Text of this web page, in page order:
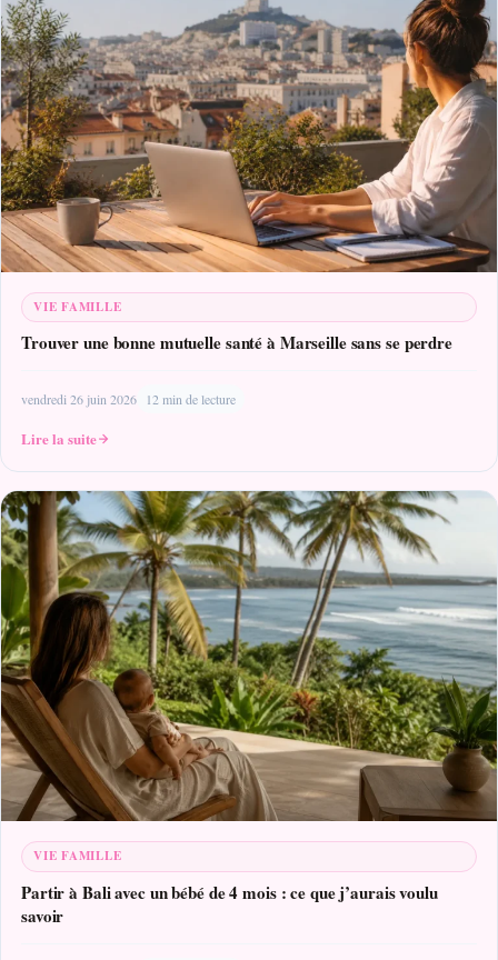
VIE FAMILLE
Trouver une bonne mutuelle santé à Marseille sans se perdre
vendredi 26 juin 2026 12 min de lecture
Lire la suite
VIE FAMILLE
Partir à Bali avec un bébé de 4 mois : ce que j’aurais voulu
savoir